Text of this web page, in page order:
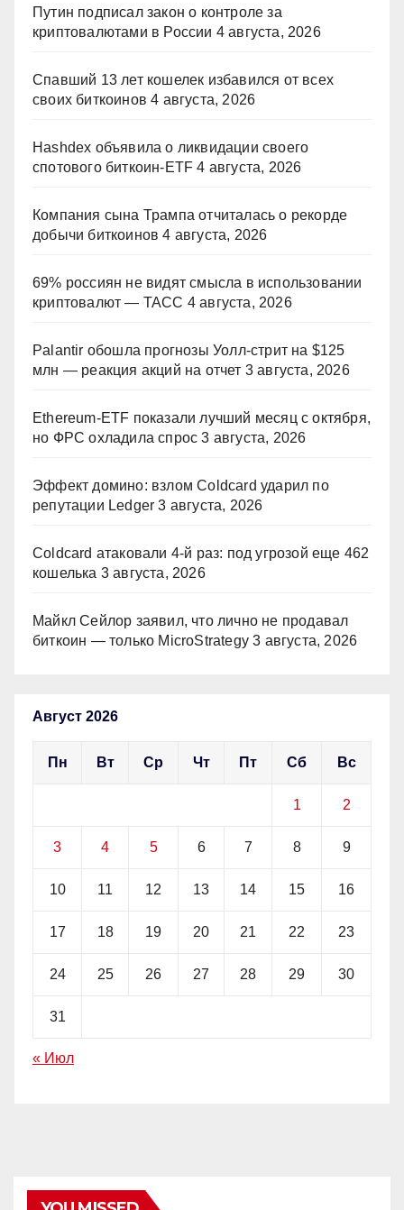
Путин подписал закон о контроле за
криптовалютами в России 4 августа, 2026
Спавший 13 лет кошелек избавился от всех
своих биткоинов 4 августа, 2026
Hashdex объявила о ликвидации своего
спотового биткоин-ETF 4 августа, 2026
Компания сына Трампа отчиталась о рекорде
добычи биткоинов 4 августа, 2026
69% россиян не видят смысла в использовании
криптовалют — ТАСС 4 августа, 2026
Palantir обошла прогнозы Уолл-стрит на $125
млн — реакция акций на отчет 3 августа, 2026
Ethereum-ETF показали лучший месяц с октября,
но ФРС охладила спрос 3 августа, 2026
Эффект домино: взлом Coldcard ударил по
репутации Ledger 3 августа, 2026
Coldcard атаковали 4-й раз: под угрозой еще 462
кошелька 3 августа, 2026
Майкл Сейлор заявил, что лично не продавал
биткоин — только MicroStrategy 3 августа, 2026
Август 2026
Пн Вт Ср Чт Пт Сб Вс
1 2
3 4 5 6 7 8 9
10 11 12 13 14 15 16
17 18 19 20 21 22 23
24 25 26 27 28 29 30
31
« Июл